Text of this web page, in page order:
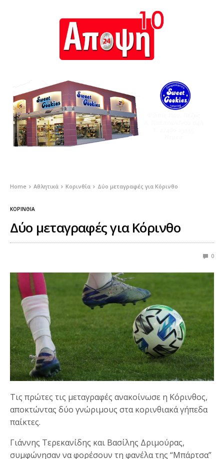
Home Αθλητικά Κορινθία Δύο μεταγραφές για Κόρινθο
ΚΟΡΙΝΘΊΑ
Δύο μεταγραφές για Κόρινθο
0
Τις πρώτες τις μεταγραφές ανακοίνωσε η Κόρινθος,
αποκτώντας δύο γνώριμους στα κορινθιακά γήπεδα
παίκτες.
Γιάννης Τερεκανίδης και Βασίλης Δριμούρας,
συμφώνησαν να φορέσουν τη φανέλα της “Μπάρτσα”